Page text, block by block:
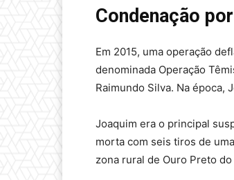
Condenação
Em 2015, uma operação
denominada Operação
Raimundo Silva. Na época,
Joaquim era o principal
morta com seis tiros de
zona rural de Ouro Preto do